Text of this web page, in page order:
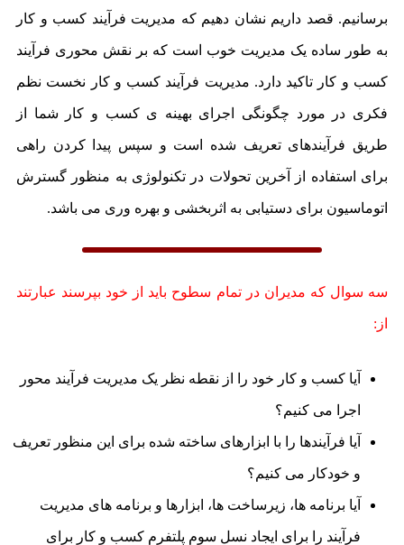
برسانیم. قصد داریم نشان دهیم که مدیریت فرآیند کسب و کار
به طور ساده یک مدیریت خوب است که بر نقش محوری فرآیند
کسب و کار تاکید دارد. مدیریت فرآیند کسب و کار نخست نظم
فکری در مورد چگونگی اجرای بهینه ی کسب و کار شما از
طریق فرآیندهای تعریف شده است و سپس پیدا کردن راهی
برای استفاده از آخرین تحولات در تکنولوژی به منظور گسترش
اتوماسیون برای دستیابی به اثربخشی و بهره وری می باشد.
سه سوال که مدیران در تمام سطوح باید از خود بپرسند عبارتند
آیا کسب و کار خود را از نقطه نظر یک مدیریت فرآیند محور
اجرا می کنیم؟
آیا فرآیندها را با ابزارهای ساخته شده برای این منظور تعریف
و خودکار می کنیم؟
آیا برنامه ها، زیرساخت ها، ابزارها و برنامه های مدیریت
فرآیند را برای ایجاد نسل سوم پلتفرم کسب و کار برای